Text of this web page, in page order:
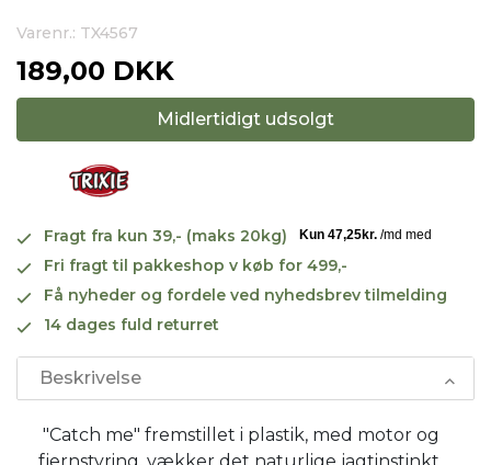
Varenr.: TX4567
189,00 DKK
Midlertidigt udsolgt
Fragt fra kun 39,- (maks 20kg)
Fri fragt til pakkeshop v køb for 499,-
Få nyheder og fordele ved nyhedsbrev tilmelding
14 dages fuld returret
Beskrivelse
"Catch me" fremstillet i plastik, med motor og